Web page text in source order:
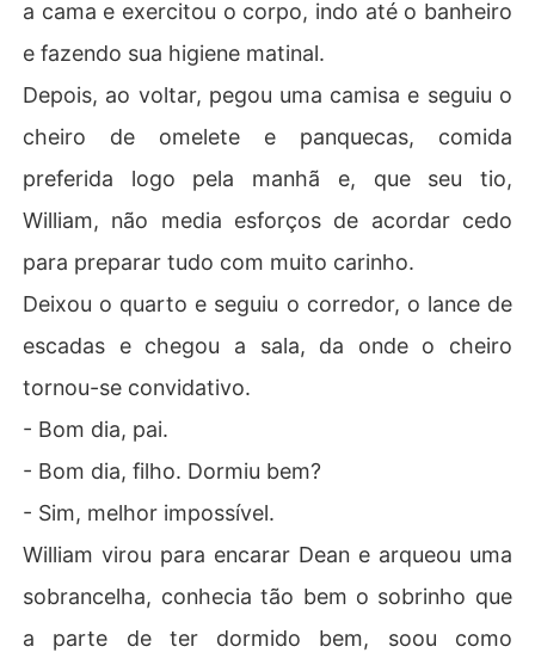
a cama e exercitou o corpo, indo até o banheiro
e fazendo sua higiene matinal.
Depois, ao voltar, pegou uma camisa e seguiu o
cheiro de omelete e panquecas, comida
preferida logo pela manhã e, que seu tio,
William, não media esforços de acordar cedo
para preparar tudo com muito carinho.
Deixou o quarto e seguiu o corredor, o lance de
escadas e chegou a sala, da onde o cheiro
tornou-se convidativo.
- Bom dia, pai.
- Bom dia, filho. Dormiu bem?
- Sim, melhor impossível.
William virou para encarar Dean e arqueou uma
sobrancelha, conhecia tão bem o sobrinho que
a parte de ter dormido bem, soou como